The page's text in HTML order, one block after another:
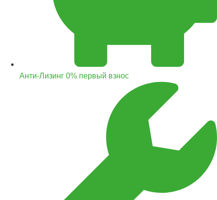
Анти-Лизинг 0% первый взнос